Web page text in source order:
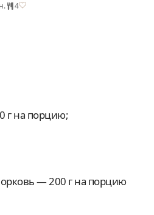
4
г на порцию;
— 200 г на порцию